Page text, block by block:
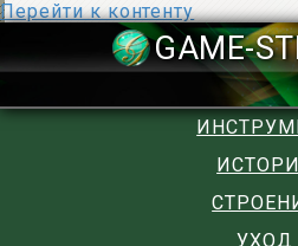
Перейти к контенту
УХОД